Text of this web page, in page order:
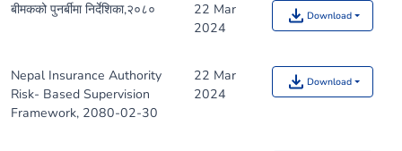
बीमकको पुनर्बीमा निर्देशिका,२०८०
22 Mar
2024
Download
Nepal Insurance Authority
Risk- Based Supervision
Framework, 2080-02-30
22 Mar
2024
Download